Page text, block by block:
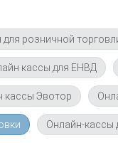
розничной
кассы для ЕНВД
кассы Эвотор
Онлайн-кассы